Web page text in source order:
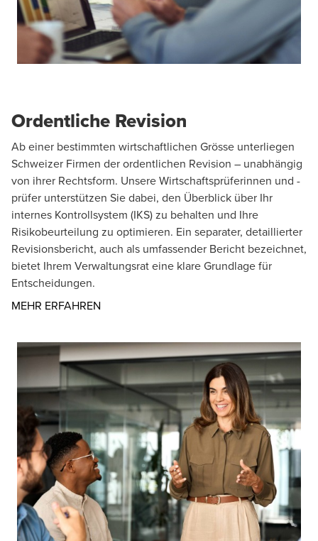
Ordentliche Revision
Ab einer bestimmten wirtschaftlichen Grösse unterliegen
Schweizer Firmen der ordentlichen Revision – unabhängig
von ihrer Rechtsform. Unsere Wirtschaftsprüferinnen und -
prüfer unterstützen Sie dabei, den Überblick über Ihr
internes Kontrollsystem (IKS) zu behalten und Ihre
Risikobeurteilung zu optimieren. Ein separater, detaillierter
Revisionsbericht, auch als umfassender Bericht bezeichnet,
bietet Ihrem Verwaltungsrat eine klare Grundlage für
Entscheidungen.
MEHR ERFAHREN